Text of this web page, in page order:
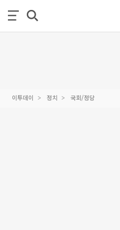
이투데이 정치 국회/정당